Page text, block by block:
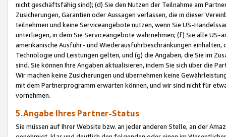
nicht geschäftsfähig sind); (d) Sie den Nutzen der Teilnahme am
Zusicherungen, Garantien oder Aussagen verlassen, die in dieser
teilnehmen und keine Serviceangebote nutzen, wenn Sie US-
unterliegen, in dem Sie Serviceangebote wahrnehmen; (f) Sie alle
amerikanische Ausfuhr- und Wiederausfuhrbeschränkungen
Technologie und Leistungen gelten, und (g) die Angaben, die Sie im
sind. Sie können Ihre Angaben aktualisieren, indem Sie sich über die
Wir machen keine Zusicherungen und übernehmen keine
mit dem Partnerprogramm erwarten können, und wir sind nicht für
vornehmen.
5.Angabe Ihres Partner-Status
Sie müssen auf Ihrer Website bzw. an jeder anderen Stelle, an der